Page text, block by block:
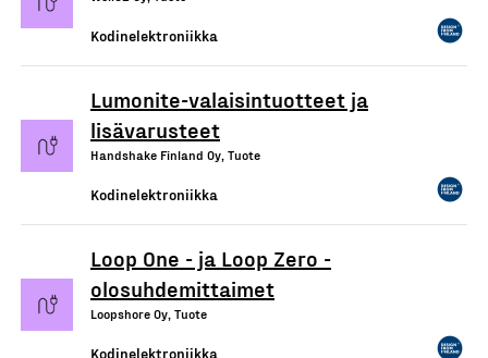
Kodinelektroniikka
Lumonite-valaisintuotteet ja
lisävarusteet
Handshake Finland Oy, Tuote
Kodinelektroniikka
Loop One - ja Loop Zero -
olosuhdemittaimet
Loopshore Oy, Tuote
Kodinelektroniikka